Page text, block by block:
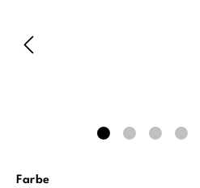
Farbeauswählen